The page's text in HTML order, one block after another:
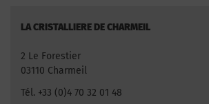
LA CRISTALLIERE DE CHARMEIL
2 Le Forestier
03110 Charmeil
Tél. +33 (0)4 70 32 01 48